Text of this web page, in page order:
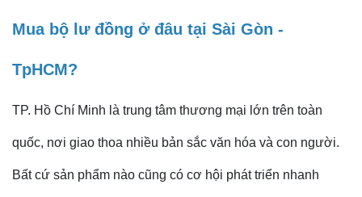
Mua bộ lư đồng ở đâu tại Sài Gòn -
TpHCM?
TP. Hồ Chí Minh là trung tâm thương mại lớn trên toàn
quốc, nơi giao thoa nhiều bản sắc văn hóa và con người.
Bất cứ sản phẩm nào cũng có cơ hội phát triển nhanh